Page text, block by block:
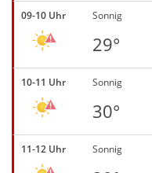
09-10 Uhr Sonnig
29°
10-11 Uhr Sonnig
30°
11-12 Uhr Sonnig